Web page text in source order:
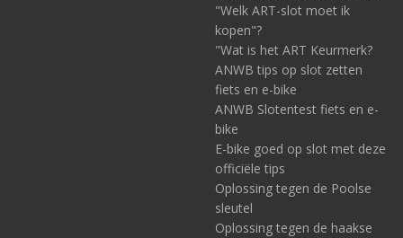
"Welk ART-slot moet ik
kopen"?
"Wat is het ART Keurmerk?
ANWB tips op slot zetten
fiets en e-bike
ANWB Slotentest fiets en e-
bike
E-bike goed op slot met deze
officiële tips
Oplossing tegen de Poolse
sleutel
Oplossing tegen de haakse